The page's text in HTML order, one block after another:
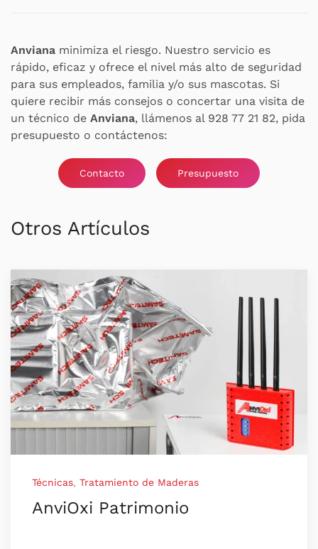
Anviana minimiza el riesgo. Nuestro servicio es
rápido, eficaz y ofrece el nivel más alto de seguridad
para sus empleados, familia y/o sus mascotas. Si
quiere recibir más consejos o concertar una visita de
un técnico de Anviana, llámenos al 928 77 21 82, pida
presupuesto o contáctenos:
Contacto Presupuesto
Otros Artículos
Técnicas, Tratamiento de Maderas
AnviOxi Patrimonio